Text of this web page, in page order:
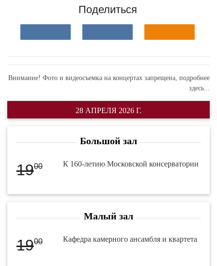
Поделиться
Внимание! Фото и видеосъемка на концертах запрещена, подробнее
здесь...
28 АПРЕЛЯ 2026 Г.
Большой зал
1900 К 160-летию Московской консерватории
Малый зал
1900 Кафедра камерного ансамбля и квартета